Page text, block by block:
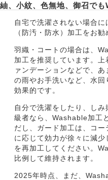
紬、小紋、色無地、御召で
自宅で洗濯されない場合
（防汚・防水）加工をお勧
羽織・コートの場合は、
加工を推奨しています。
ァンデーションなどで、
の雨やお手洗いなど、水
効果的です。
自分で洗濯をしたり、し
級者なら、Washable加工
だし、ガード加工は、コ
に応じて効力が徐々に減
を再加工してください。
比例して維持されます。
2025年時点、まだ、